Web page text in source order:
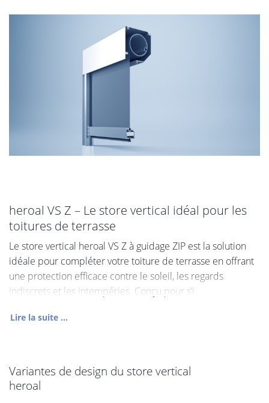
heroal VS Z – Le store vertical idéal pour les
toitures de terrasse
Le store vertical heroal VS Z à guidage ZIP est la solution
idéale pour compléter votre toiture de terrasse en offrant
une protection efficace contre le soleil, les regards
indiscrets et les intempéries. Conçu pour s’i
Lire la suite ...
Variantes de design du store vertical
heroal